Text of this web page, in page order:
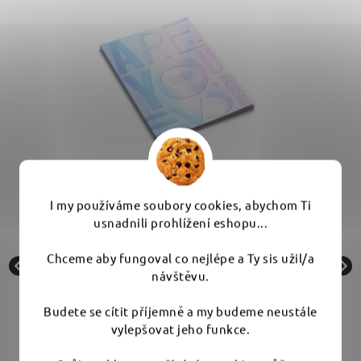
I my používáme soubory cookies, abychom Ti
usnadnili prohlížení eshopu...
Chceme aby fungoval co nejlépe a Ty sis užil/a
návštěvu.
Budete se cítit příjemně a my budeme neustále
vylepšovat jeho funkce.
Gyeon G-Mag #02 - magazín Brand Zine
Skladem
499 Kč